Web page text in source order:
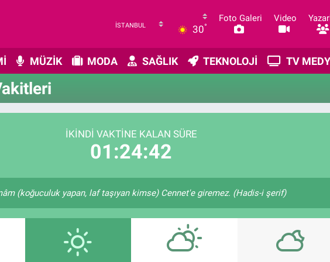
30°
Foto Galeri Video
MÜZİK MODA SAĞLIK TEKNOLOJİ TV
İKINDI VAKTINE KALAN SÜRE
01:24:42
(koğuculuk yapan, laf taşıyan kimse) Cennet'e giremez. (Hadis-i şerif)